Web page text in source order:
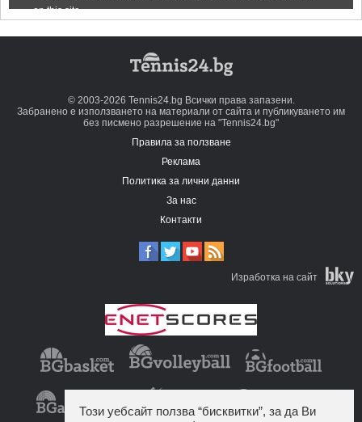
© 2003-2026 Tennis24.bg Всички права запазени.
Забранено е използването на материали от сайта и публикуването им
без писмено разрешение на "Tennis24.bg"
Правила за ползване
Реклама
Политика за лични данни
За нас
Контакти
Изработка на сайт
Този уебсайт ползва “бисквитки”, за да Ви